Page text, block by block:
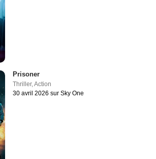
Prisoner
Thriller,Action
30 avril 2026 sur Sky One